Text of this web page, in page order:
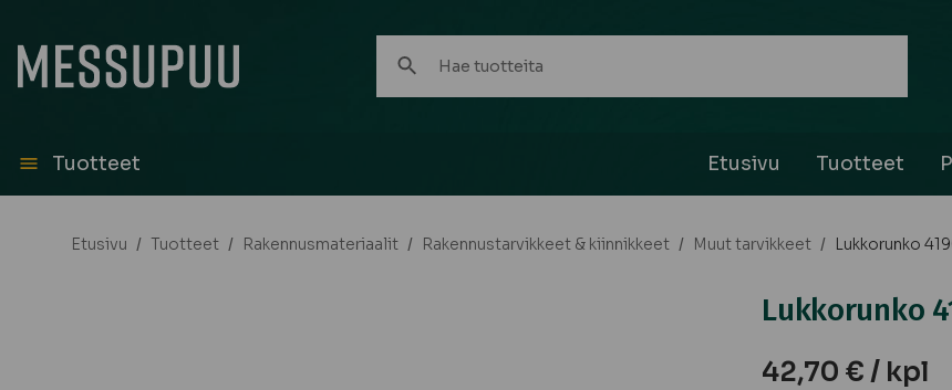
tuotteita:
Tuotteet Etusivu Tuotteet
Etusivu / Tuotteet / Rakennusmateriaalit / Rakennustarvikkeet & kiinnikkeet / Muut tarvikkeet / Lukkorunko
Lukkorunko
42,70 € / kpl